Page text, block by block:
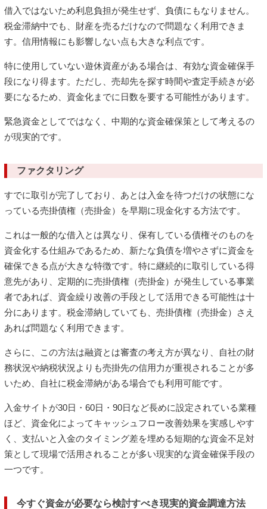
借入ではないため利息負担が発生せず、負債にもなりません。
税金滞納中でも、財産を売るだけなので問題なく利用できま
す。信用情報にも影響しない点も大きな利点です。
特に使用していない遊休資産がある場合は、有効な資金確保手
段になり得ます。ただし、売却先を探す時間や査定手続きが必
要になるため、資金化までに日数を要する可能性があります。
緊急資金としてではなく、中期的な資金確保策として考えるの
が現実的です。
ファクタリング
すでに取引が完了しており、あとは入金を待つだけの状態にな
っている売掛債権（売掛金）を早期に現金化する方法です。
これは一般的な借入とは異なり、保有している債権そのものを
資金化する仕組みであるため、新たな負債を増やさずに資金を
確保できる点が大きな特徴です。特に継続的に取引している得
意先があり、定期的に売掛債権（売掛金）が発生している事業
者であれば、資金繰り改善の手段として活用できる可能性は十
分にあります。税金滞納していても、売掛債権（売掛金）さえ
あれば問題なく利用できます。
さらに、この方法は融資とは審査の考え方が異なり、自社の財
務状況や納税状況よりも売掛先の信用力が重視されることが多
いため、自社に税金滞納がある場合でも利用可能です。
入金サイトが30日・60日・90日など長めに設定されている業種
ほど、資金化によってキャッシュフロー改善効果を実感しやす
く、支払いと入金のタイミング差を埋める短期的な資金不足対
策として現場で活用されることが多い現実的な資金確保手段の
一つです。
今すぐ資金が必要なら検討すべき現実的資金調達方法